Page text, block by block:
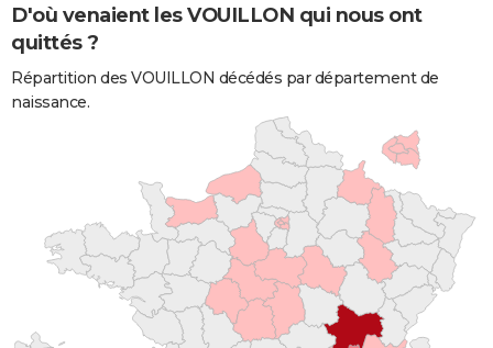
D'où venaient les VOUILLON qui nous ont
quittés ?
Répartition des VOUILLON décédés par département de
naissance.